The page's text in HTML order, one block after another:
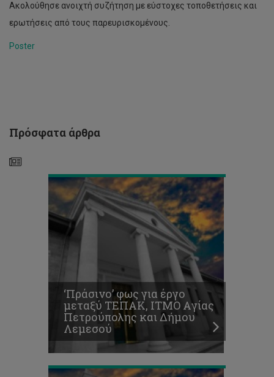
Ακολούθησε ανοιχτή συζήτηση με εύστοχες τοποθετήσεις και
ερωτήσεις από τους παρευρισκομένους.
Poster
Πρόσφατα άρθρα
‘Πράσινο’
και
Δήμου
‘Πράσινο’ φως για έργο
μεταξύ ΤΕΠΑΚ, ΙΤΜΟ Aγίας
Πετρούπολης και Δήμου
Λεμεσού
Τρία
Βραβεία
στα
Environmental
Awards
και
Awards
2016
για
το
Τεχνολογικό
Οι
διακρίσεις
συνεχίζονται